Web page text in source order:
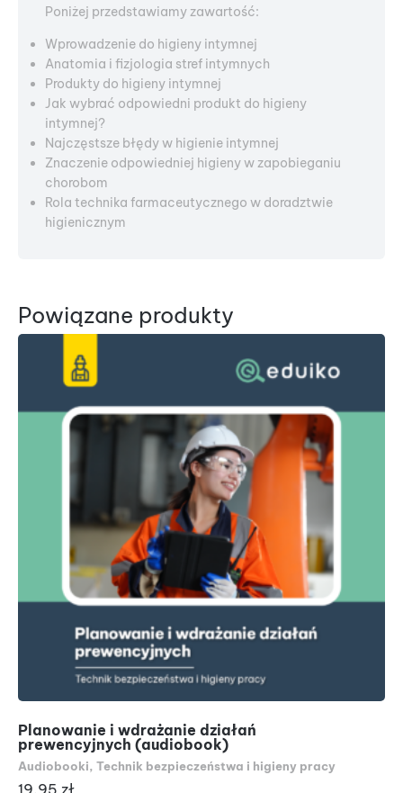
Poniżej przedstawiamy zawartość:
Wprowadzenie do higieny intymnej
Anatomia i fizjologia stref intymnych
Produkty do higieny intymnej
Jak wybrać odpowiedni produkt do higieny
intymnej?
Najczęstsze błędy w higienie intymnej
Znaczenie odpowiedniej higieny w zapobieganiu
chorobom
Rola technika farmaceutycznego w doradztwie
higienicznym
Powiązane produkty
Planowanie i wdrażanie działań
prewencyjnych (audiobook)
Audiobooki, Technik bezpieczeństwa i higieny pracy
19.95 zł